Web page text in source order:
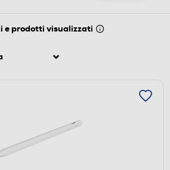
e prodotti visualizzati